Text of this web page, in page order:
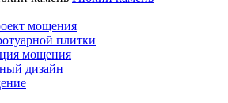
мощения
плитки
мощения
дизайн